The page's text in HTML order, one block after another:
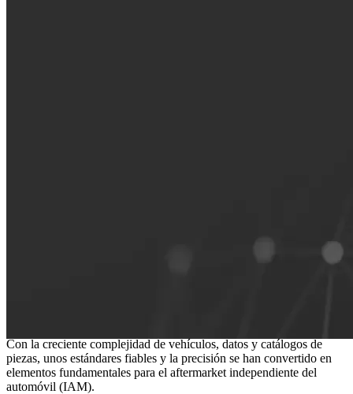
Con la creciente complejidad de vehículos, datos y catálogos de
piezas, unos estándares fiables y la precisión se han convertido en
elementos fundamentales para el aftermarket independiente del
automóvil (IAM).